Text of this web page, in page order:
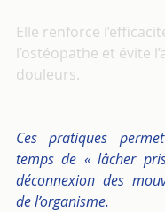
Elle renforce
l’ostéopathe et évite
douleurs.
Ces pratiques
temps de « lâcher
déconnexion des
de l’organisme.